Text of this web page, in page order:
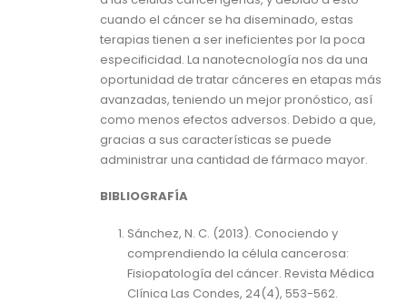
cuando el cáncer se ha diseminado, estas
terapias tienen a ser ineficientes por la poca
especificidad. La nanotecnología nos da una
oportunidad de tratar cánceres en etapas más
avanzadas, teniendo un mejor pronóstico, así
como menos efectos adversos. Debido a que,
gracias a sus características se puede
administrar una cantidad de fármaco mayor.
BIBLIOGRAFÍA
Sánchez, N. C. (2013). Conociendo y
comprendiendo la célula cancerosa:
Fisiopatología del cáncer. Revista Médica
Clínica Las Condes, 24(4), 553-562.